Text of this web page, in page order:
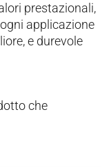
prestazionali,
applicazione
e durevole
che